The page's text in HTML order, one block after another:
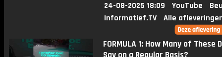
24-08-2025 18:09 YouTube
Informatief.TV
Alle
FORMULA 1: How Many of These